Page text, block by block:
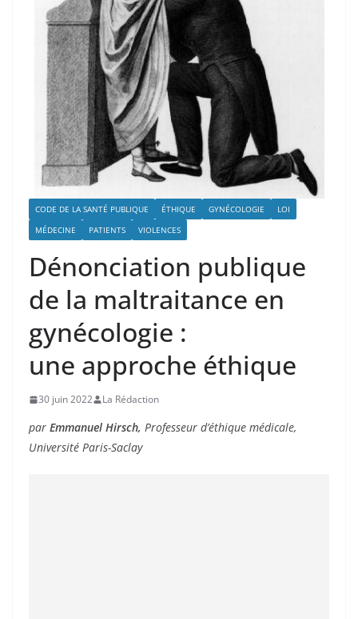
CODE DE LA SANTÉ PUBLIQUE ÉTHIQUE GYNÉCOLOGIE
LOI
MÉDECINE
PATIENTS VIOLENCES
Dénonciation publique
de la maltraitance en
gynécologie :
une approche éthique
30 juin 2022 La Rédaction
par Emmanuel Hirsch, Professeur d’éthique médicale,
Université Paris-Saclay